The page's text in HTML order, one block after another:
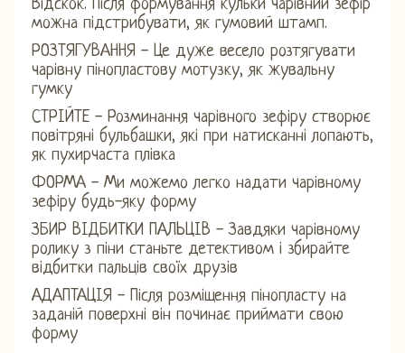
Відскок. Після формування кульки чарівний зефір
можна підстрибувати, як гумовий штамп.
РОЗТЯГУВАННЯ - Це дуже весело розтягувати
чарівну пінопластову мотузку, як жувальну
гумку
СТРІЙТЕ - Розминання чарівного зефіру створює
повітряні бульбашки, які при натисканні лопають,
як пухирчаста плівка
ФОРМА - Ми можемо легко надати чарівному
зефіру будь-яку форму
ЗБИР ВІДБИТКИ ПАЛЬЦІВ - Завдяки чарівному
ролику з піни станьте детективом і збирайте
відбитки пальців своїх друзів
АДАПТАЦІЯ - Після розміщення пінопласту на
заданій поверхні він починає приймати свою
форму